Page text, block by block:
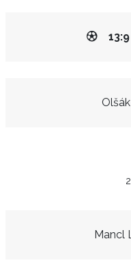
13:9
Mancl